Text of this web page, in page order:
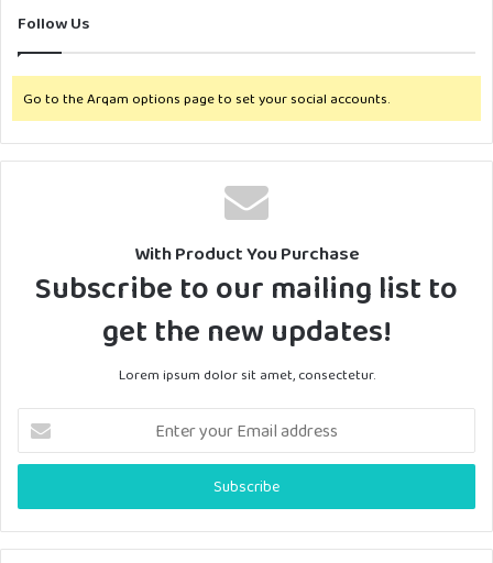
Follow Us
Go to the Arqam options page to set your social accounts.
With Product You Purchase
Subscribe to our mailing list to
get the new updates!
Lorem ipsum dolor sit amet, consectetur.
Enter
your
Email